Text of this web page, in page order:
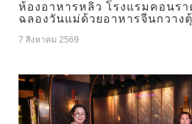
ห้องอาหารหลิว โรงแรมคอนรา
ฉลองวันแม่ด้วยอาหารจีนกวาง
7 สิงหาคม 2569